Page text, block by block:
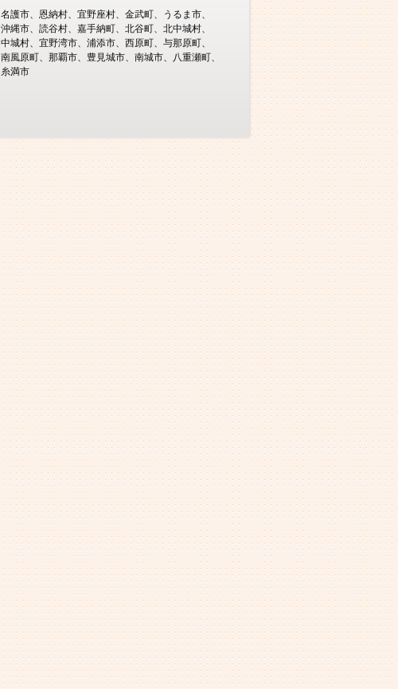
名護市
恩納村 宜野座村 金武町
うるま市
沖縄市
読谷村 嘉手納町 北谷町
北中城村
中城村
宜野湾市 浦添市 西原町
与那原町
南風原町
那覇市 豊見城市 南城市
八重瀬町
糸満市